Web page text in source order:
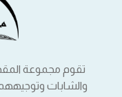
تقوم مجموعة
والشابات